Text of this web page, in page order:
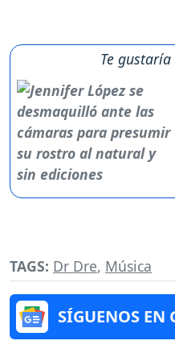
Te
TAGS: Dr Dre, Música
SÍGUENOS EN